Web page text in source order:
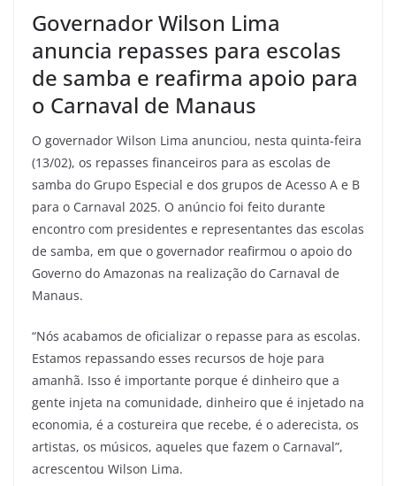
Governador Wilson Lima
anuncia repasses para escolas
de samba e reafirma apoio para
o Carnaval de Manaus
O governador Wilson Lima anunciou, nesta quinta-feira
(13/02), os repasses financeiros para as escolas de
samba do Grupo Especial e dos grupos de Acesso A e B
para o Carnaval 2025. O anúncio foi feito durante
encontro com presidentes e representantes das escolas
de samba, em que o governador reafirmou o apoio do
Governo do Amazonas na realização do Carnaval de
Manaus.
“Nós acabamos de oficializar o repasse para as escolas.
Estamos repassando esses recursos de hoje para
amanhã. Isso é importante porque é dinheiro que a
gente injeta na comunidade, dinheiro que é injetado na
economia, é a costureira que recebe, é o aderecista, os
artistas, os músicos, aqueles que fazem o Carnaval”,
acrescentou Wilson Lima.